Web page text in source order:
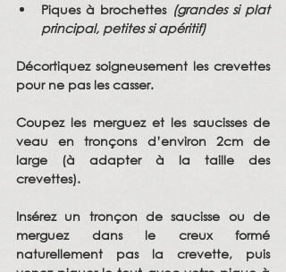
Piques à brochettes (grandes si plat
principal, petites si apéritif)
Décortiquez soigneusement les crevettes
pour ne pas les casser.
Coupez les merguez et les saucisses de
veau en tronçons d’environ 2cm de
large (à adapter à la taille des
crevettes).
Insérez un tronçon de saucisse ou de
merguez dans le creux formé
naturellement pas la crevette, puis